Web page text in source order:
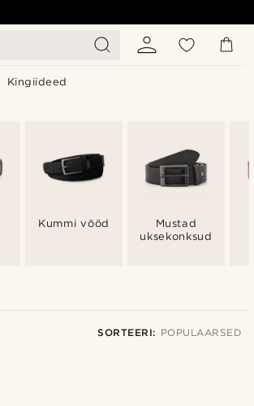
Kingiideed
Kummi vööd
Mustad
uksekonksud
SORTEERI: POPULAARSED